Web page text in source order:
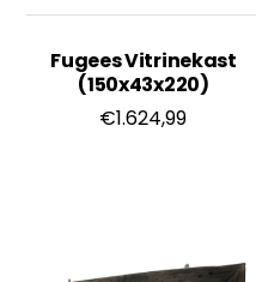
Fugees Vitrinekast
(150x43x220)
€1.624,99